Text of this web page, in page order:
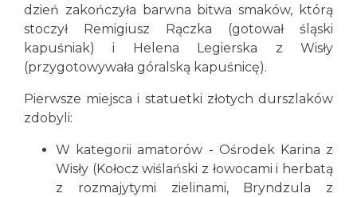
dzień zakończyła barwna bitwa smaków, którą
stoczył Remigiusz Rączka (gotował śląski
kapuśniak) i Helena Legierska z Wisły
(przygotowywała góralską kapuśnicę).
Pierwsze miejsca i statuetki złotych durszlaków
zdobyli:
W kategorii amatorów - Ośrodek Karina z
Wisły (Kołocz wiślański z łowocami i herbatą
z rozmajytymi zielinami, Bryndzula z